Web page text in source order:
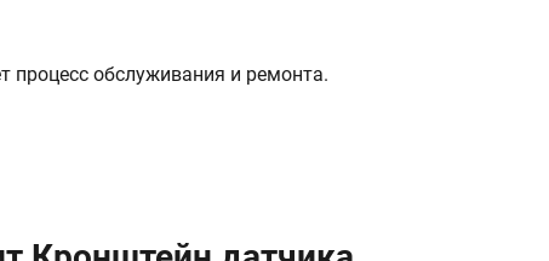
процесс обслуживания и ремонта.